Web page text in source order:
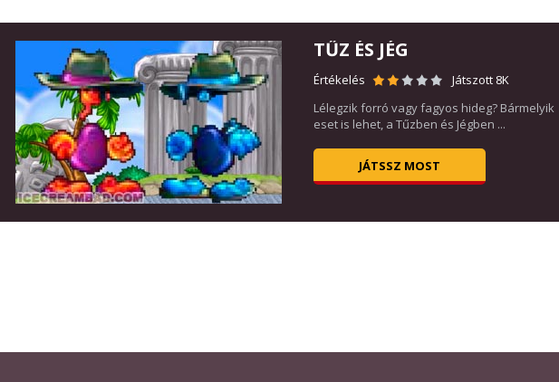
TŰZ ÉS JÉG
Értékelés
Játszott 8K
Lélegzik forró vagy fagyos hideg? Bármelyik
eset is lehet, a Tűzben és Jégben ...
JÁTSSZ MOST